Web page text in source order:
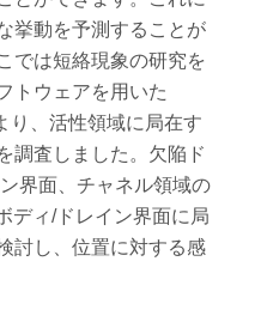
挙動を予測することが
では短絡現象の研究を
トウェアを用いた
り、活性領域に局在す
調査しました。欠陥ド
界面、チャネル領域の
ディ/ドレイン界面に局
討し、位置に対する感